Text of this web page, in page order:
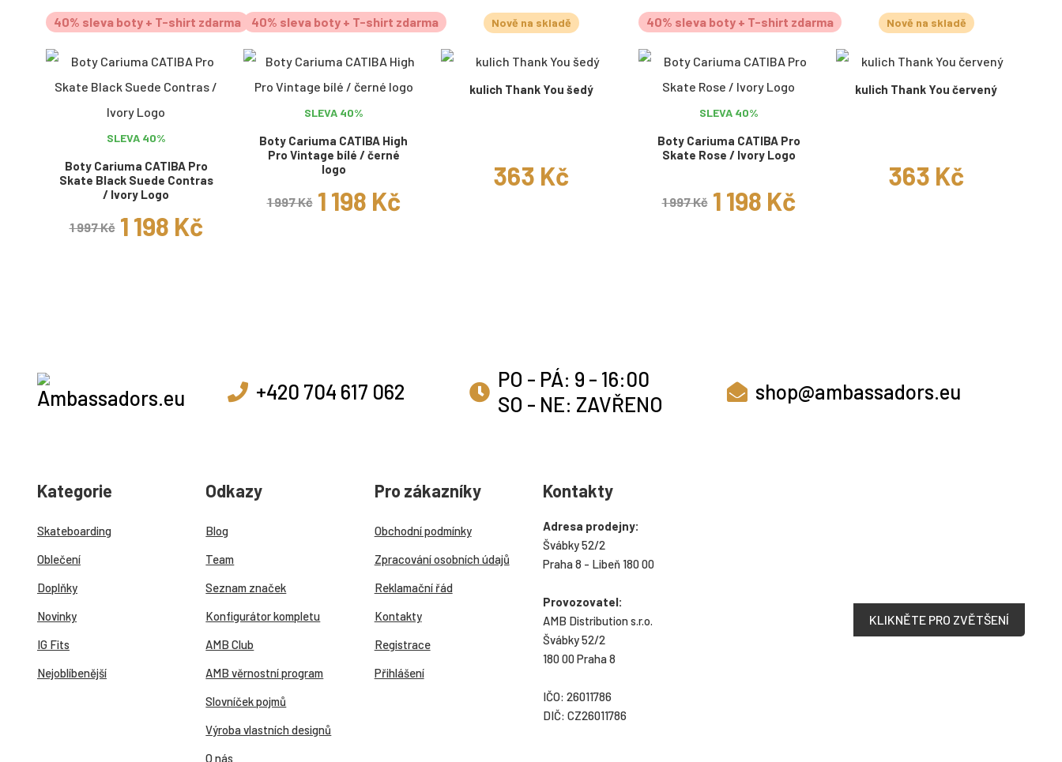
40% sleva boty + T-shirt zdarma
SLEVA 40%
Boty Cariuma CATIBA Pro
Skate Black Suede Contras
/ Ivory Logo
1 997 Kč 1 198 Kč
40% sleva boty + T-shirt zdarma
SLEVA 40%
Boty Cariuma CATIBA High
Pro Vintage bílé / černé
logo
1 997 Kč 1 198 Kč
Nově na skladě
kulich Thank You šedý
363 Kč
40% sleva boty + T-shirt zdarma
SLEVA 40%
Boty Cariuma CATIBA Pro
Skate Rose / Ivory Logo
1 997 Kč 1 198 Kč
Nově na skladě
kulich Thank You červený
363 Kč
+420 704 617 062
PO - PÁ: 9 - 16:00
SO - NE: ZAVŘENO
shop@ambassadors.eu
Kategorie
Skateboarding
Oblečení
Doplňky
Novinky
IG Fits
Nejoblíbenější
Odkazy
Blog
Team
Seznam značek
Konfigurátor kompletu
AMB Club
AMB věrnostní program
Slovníček pojmů
Výroba vlastních designů
O nás
Pro zákazníky
Obchodní podmínky
Zpracování osobních údajů
Reklamační řád
Kontakty
Registrace
Přihlášení
Kontakty
Adresa prodejny:
Švábky 52/2
Praha 8 - Libeň 180 00
Provozovatel:
AMB Distribution s.r.o.
Švábky 52/2
180 00 Praha 8
IČO: 26011786
DIČ: CZ26011786
KLIKNĚTE PRO ZVĚTŠENÍ